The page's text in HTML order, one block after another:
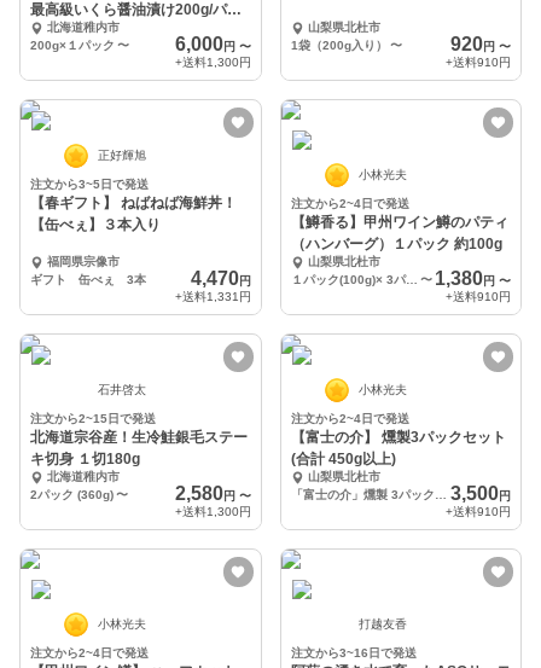
最高級いくら醤油漬け200g/パッ
ク 北海道稚内市
200g×１パック 〜 6,000円 〜
+送料1,300円
山梨県北杜市
1袋（200g入り）
〜 920円 〜
+送料910円
正好輝旭
注文から3~5日で発送
【春ギフト】 ねばねば海鮮丼！
【缶べぇ】３本入り
福岡県宗像市
ギフト 缶べぇ 3本
4,470円
+送料1,331円
小林光夫
注文から2~4日で発送
【鱒香る】甲州ワイン鱒のパティ
（ハンバーグ）１パック 約100g
山梨県北杜市
１パック(100g)× 3パックセット
〜 1,380円 〜
+送料910円
石井啓太
注文から2~15日で発送
北海道宗谷産！生冷鮭銀毛ステー
キ切身 １切180g
北海道稚内市
2パック (360g)〜 2,580円 〜
+送料1,300円
小林光夫
注文から2~4日で発送
【富士の介】 燻製3パックセット
(合計 450g以上)
山梨県北杜市
3,500円
+送料910円
小林光夫
注文から2~4日で発送
打越友香
注文から3~16日で発送